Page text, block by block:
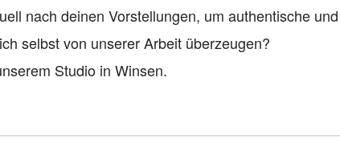
nach deinen Vorstellungen, um authentische und
selbst von unserer Arbeit überzeugen?
Studio in Winsen.